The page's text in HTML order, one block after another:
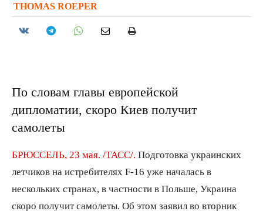
THOMAS ROEPER
По словам главы европейской
дипломатии, скоро Киев получит
самолеты
БРЮССЕЛЬ, 23 мая. /ТАСС/. Подготовка украинских
летчиков на истребителях F-16 уже началась в
нескольких странах, в частности в Польше, Украина
скоро получит самолеты. Об этом заявил во вторник